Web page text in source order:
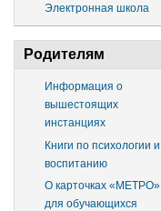
Электронная школа
Родителям
Информация о
вышестоящих
инстанциях
Книги по психологии и
воспитанию
О карточках «МЕТРО»
для обучающихся